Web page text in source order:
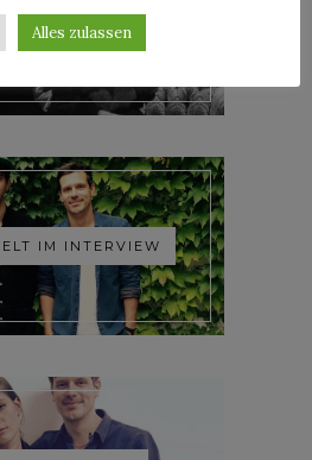
LEMOINE AKA
IM INTERVIEW
IM INTERVIEW
Alles zulassen